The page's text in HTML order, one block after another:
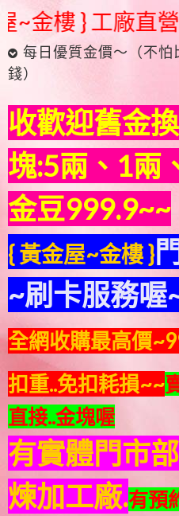
樓 } 工廠直營..
每日優質金價～（不怕
錢）
收歡迎舊金
塊:5兩、1兩
金豆999.9~~
{ 黃金屋~金樓 }
~刷卡服務喔
全網收購最高價
扣重..免扣耗損~~
直接..金塊喔
有實體門市
煉加工廠.有預